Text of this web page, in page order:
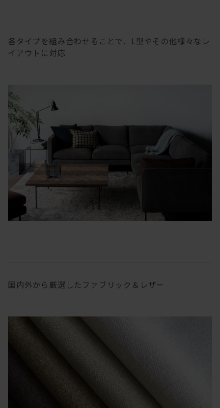
各タイプを組み合わせることで、L型やその他様々なレ
イアウトに対応
国内外から厳選したファブリック＆レザー